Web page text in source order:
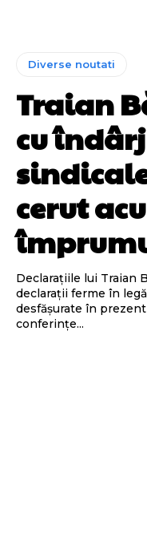
Diverse noutati
Traian
cu
cerut
Declarațiile lui Traian
declarații ferme în
desfășurate în
conferințe...